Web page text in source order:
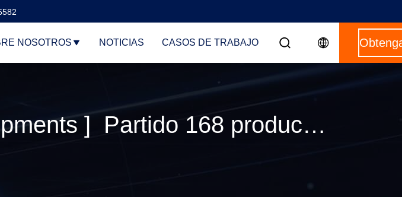
NOSOTROS NOTICIAS CASOS DE TRABAJO
Palabras clave [ firefighting equipments ] Partido 168 productos